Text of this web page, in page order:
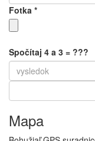
Fotka *
Spočítaj 4 a 3 = ???
Mapa